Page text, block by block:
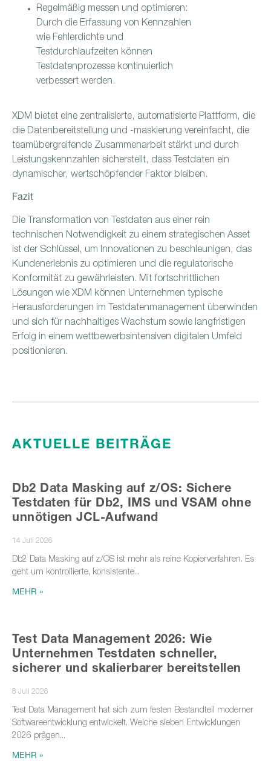
Regelmäßig messen und optimieren:
Durch die Erfassung von Kennzahlen
wie Fehlerdichte und
Testdurchlaufzeiten können
Testdatenprozesse kontinuierlich
verbessert werden.
XDM bietet eine zentralisierte, automatisierte Plattform, die
die Datenbereitstellung und -maskierung vereinfacht, die
teamübergreifende Zusammenarbeit stärkt und durch
Leistungskennzahlen sicherstellt, dass Testdaten ein
dynamischer, wertschöpfender Faktor bleiben.
Fazit
Die Transformation von Testdaten aus einer rein
technischen Notwendigkeit zu einem strategischen Asset
ist der Schlüssel, um Innovationen zu beschleunigen, das
Kundenerlebnis zu optimieren und die regulatorische
Konformität zu gewährleisten. Mit fortschrittlichen
Lösungen wie XDM können Unternehmen typische
Herausforderungen im Testdatenmanagement überwinden
und sich für nachhaltiges Wachstum sowie langfristigen
Erfolg in einem wettbewerbsintensiven digitalen Umfeld
positionieren.
AKTUELLE BEITRÄGE
Db2 Data Masking auf z/OS: Sichere
Testdaten für Db2, IMS und VSAM ohne
unnötigen JCL-Aufwand
14 Juli 2026
Db2 Data Masking auf z/OS ist mehr als reine Kopierverfahren. Es
geht um kontrollierte, konsistente
MEHR »
Test Data Management 2026: Wie
Unternehmen Testdaten schneller,
sicherer und skalierbarer bereitstellen
8 Juli 2026
Test Data Management hat sich zum festen Bestandteil moderner
Softwareentwicklung entwickelt. Welche sieben Entwicklungen
2026 prägen
MEHR »